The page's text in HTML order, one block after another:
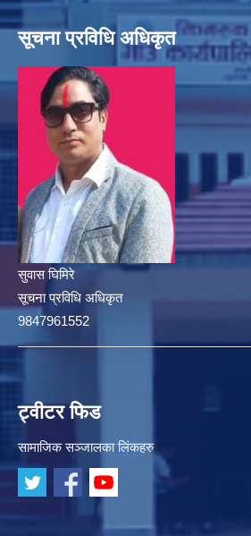
सूचना प्रविधि अधिकृत
सुवास घिमिरे
सूचना प्रविधि अधिकृत
9847961552
ट्वीटर फिड
सामाजिक सञ्जालका लिंकहरु